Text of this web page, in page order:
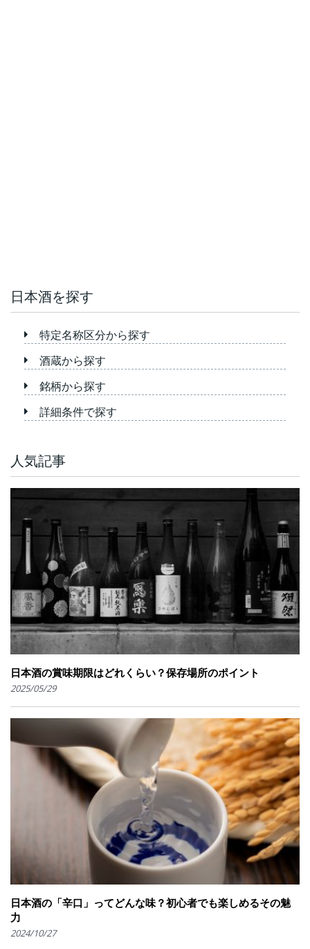
日本酒を探す
特定名称区分から探す
酒蔵から探す
銘柄から探す
詳細条件で探す
人気記事
日本酒の賞味期限はどれくらい？保存場所のポイント
2025/05/29
日本酒の「辛口」ってどんな味？初心者でも楽しめるその魅
力
2024/10/27